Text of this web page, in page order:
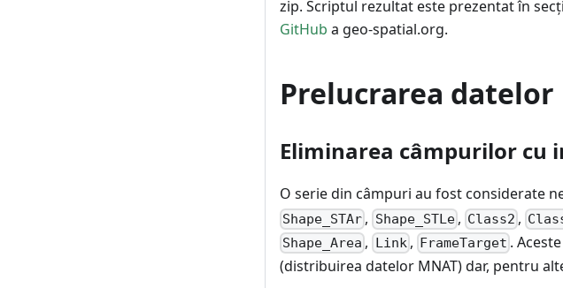
zip. Scriptul rezultat este prezentat în
GitHub a geo-spatial.org.
Prelucrarea datelor
Eliminarea câmpurilor cu
O serie din câmpuri au fost considerate
Shape_STAr , Shape_STLe, Class2 ,
Shape_Area , Link, FrameTarget .
(distribuirea datelor MNAT) dar, pentru